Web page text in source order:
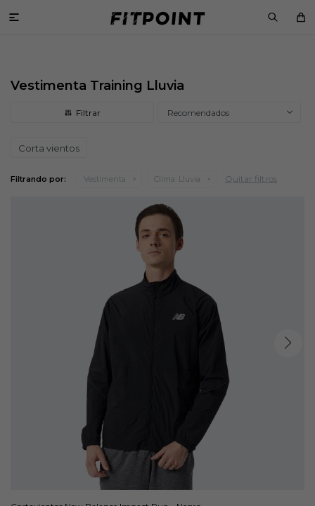

Vestimenta Training Lluvia
Recomendados
Corta vientos
Filtrando por: Vestimenta Clima: Lluvia Quitar filtros